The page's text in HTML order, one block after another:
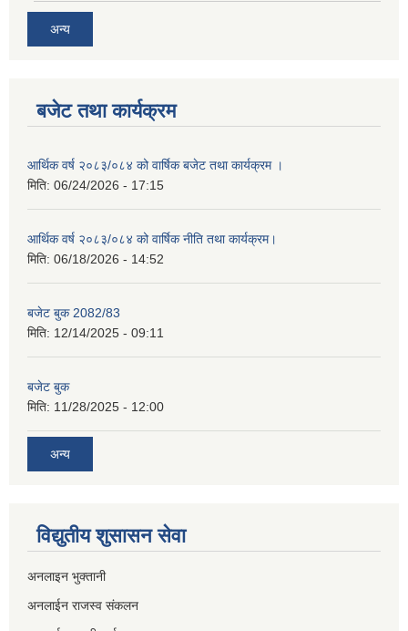
अन्य
बजेट तथा कार्यक्रम
आर्थिक वर्ष २०८३/०८४ को वार्षिक बजेट तथा कार्यक्रम ।
मिति: 06/24/2026 - 17:15
आर्थिक वर्ष २०८३/०८४ को वार्षिक नीति तथा कार्यक्रम।
मिति: 06/18/2026 - 14:52
बजेट बुक 2082/83
मिति: 12/14/2025 - 09:11
बजेट बुक
मिति: 11/28/2025 - 12:00
अन्य
विद्युतीय शुसासन सेवा
अनलाइन भुक्तानी
अनलाईन राजस्व संकलन